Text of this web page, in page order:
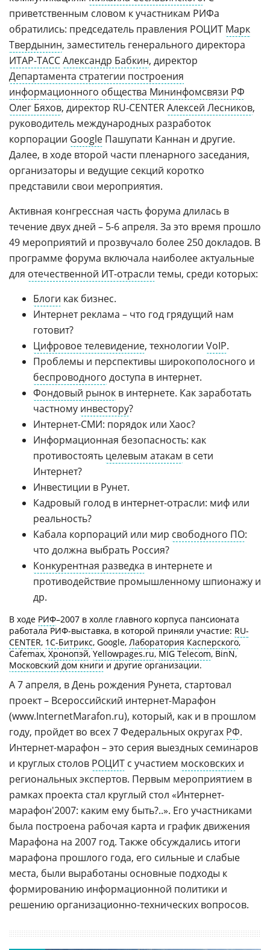
приветственным словом к участникам РИФа
обратились: председатель правления РОЦИТ Марк
Твердынин, заместитель генерального директора
ИТАР-ТАССАлександр Бабкин, директор
Департамента стратегии построения
информационного общества Мининфомсвязи РФ
Олег Бяхов, директор RU-CENTERАлексей Лесников,
руководитель международных разработок
корпорации Google Пашупати Каннан и другие.
Далее, в ходе второй части пленарного заседания,
организаторы и ведущие секций коротко
представили свои мероприятия.
Активная конгрессная часть форума длилась в
течение двух дней – 5-6 апреля. За это время прошло
49 мероприятий и прозвучало более 250 докладов. В
программе форума включала наиболее актуальные
для отечественной ИТ-отрасли темы, среди которых:
Блоги как бизнес.
Интернет реклама – что год грядущий нам
готовит?
Цифровое телевидение, технологии VoIP.
Проблемы и перспективы широкополосного и
беспроводного доступа в интернет.
Фондовый рынок в интернете. Как заработать
частному инвестору?
Интернет-СМИ: порядок или Хаос?
Информационная безопасность: как
противостоять целевым атакам в сети
Интернет?
Инвестиции в Рунет.
Кадровый голод в интернет-отрасли: миф или
реальность?
Кабала корпораций или мир свободного ПО:
что должна выбрать Россия?
Конкурентная разведка в интернете и
противодействие промышленному шпионажу и
др.
В ходе РИФ–2007 в холле главного корпуса пансионата
работала РИФ-выставка, в которой приняли участие: RU-
CENTER, 1С-Битрикс, Google, Лаборатория Касперского,
Cafemax, Хронопэй, Yellowpages.ru, MIG Telecom, BinN,
Московский дом книги и другие организации.
А 7 апреля, в День рождения Рунета, стартовал
проект – Всероссийский интернет-Марафон
(www.InternetMarafon.ru), который, как и в прошлом
году, пройдет во всех 7 Федеральных округах РФ.
Интернет-марафон – это серия выездных семинаров
и круглых столов РОЦИТ с участием московских и
региональных экспертов. Первым мероприятием в
рамках проекта стал круглый стол «Интернет-
марафон'2007: каким ему быть?..». Его участниками
была построена рабочая карта и график движения
Марафона на 2007 год. Также обсуждались итоги
марафона прошлого года, его сильные и слабые
места, были выработаны основные подходы к
формированию информационной политики и
решению организационно-технических вопросов.